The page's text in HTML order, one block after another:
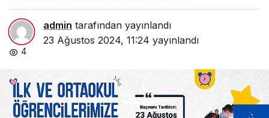
admin tarafından yayınlandı
23 Ağustos 2024, 11:24 yayınlandı
4